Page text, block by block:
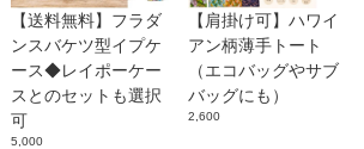
【送料無料】フラダ
ンスバケツ型イプケ
ース◆レイポーケー
スとのセットも選択
可
5,000
【肩掛け可】ハワイ
アン柄薄手トート
（エコバッグやサブ
バッグにも）
2,600